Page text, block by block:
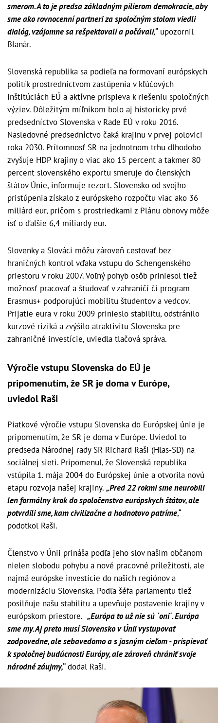
smerom. A to je predsa základným pilierom demokracie, aby
sme ako rovnocenní partneri za spoločným stolom viedli
dialóg, vzájomne sa rešpektovali a počúvali,“upozornil
Blanár.
Slovenská republika sa podieľa na formovaní európskych
politík prostredníctvom zastúpenia v kľúčových
inštitúciách EÚ a aktívne prispieva k riešeniu spoločných
výziev. Dôležitým míľnikom bolo aj historicky prvé
predsedníctvo Slovenska v Rade EÚ v roku 2016.
Nasledovné predsedníctvo čaká krajinu v prvej polovici
roka 2030. Prítomnosť SR na jednotnom trhu dlhodobo
zvyšuje HDP krajiny o viac ako 15 percent a takmer 80
percent slovenského exportu smeruje do členských
štátov Únie, informuje rezort. Slovensko od svojho
pristúpenia získalo z európskeho rozpočtu viac ako 36
miliárd eur, pričom s prostriedkami z Plánu obnovy môže
ísť o ďalšie 6,4 miliardy eur.
Slovenky a Slováci môžu zároveň cestovať bez
hraničných kontrol vďaka vstupu do Schengenského
priestoru v roku 2007. Voľný pohyb osôb priniesol tiež
možnosť pracovať a študovať v zahraničí či program
Erasmus+ podporujúci mobilitu študentov a vedcov.
Prijatie eura v roku 2009 prinieslo stabilitu, odstránilo
kurzové riziká a zvýšilo atraktivitu Slovenska pre
zahraničné investície, uviedla tlačová správa.
Výročie vstupu Slovenska do EÚ je
pripomenutím, že SR je doma v Európe,
uviedol Raši
Piatkové výročie vstupu Slovenska do Európskej únie je
pripomenutím, že SR je doma v Európe. Uviedol to
predseda Národnej rady SR Richard Raši (Hlas-SD) na
sociálnej sieti. Pripomenul, že Slovenská republika
vstúpila 1. mája 2004 do Európskej únie a otvorila novú
etapu rozvoja našej krajiny. „Pred 22 rokmi sme neurobili
len formálny krok do spoločenstva európskych štátov, ale
potvrdili sme, kam civilizačne a hodnotovo patríme,“
podotkol Raši.
Členstvo v Únii prináša podľa jeho slov našim občanom
nielen slobodu pohybu a nové pracovné príležitosti, ale
najmä európske investície do našich regiónov a
modernizáciu Slovenska. Podľa šéfa parlamentu tiež
posilňuje našu stabilitu a upevňuje postavenie krajiny v
európskom priestore. „Európa to už nie sú ´oni´. Európa
sme my. Aj preto musí Slovensko v Únii vystupovať
zodpovedne, ale sebavedomo a s jasným cieľom - prispievať
k spoločnej budúcnosti Európy, ale zároveň chrániť svoje
národné záujmy,“dodal Raši.